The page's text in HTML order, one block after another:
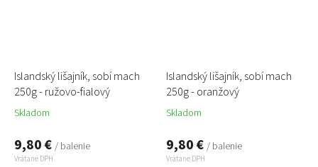
Islandský lišajník, sobí mach
250g - ružovo-fialový
Skladom
9,80 € / balenie
Vrátane DPH
Islandský lišajník, sobí mach
250g - oranžový
Skladom
9,80 € / balenie
Vrátane DPH